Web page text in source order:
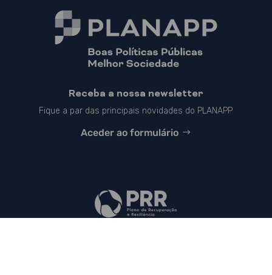
Receba a nossa newsletter
Fique a par das principais novidades do PLANAPP
Aceder ao formulário